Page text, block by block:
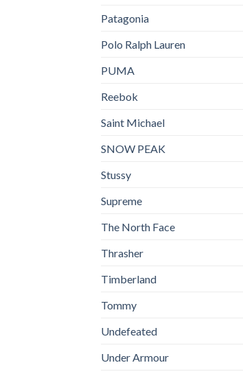
Patagonia
Polo Ralph Lauren
PUMA
Reebok
Saint Michael
SNOW PEAK
Stussy
Supreme
The North Face
Thrasher
Timberland
Tommy
Undefeated
Under Armour